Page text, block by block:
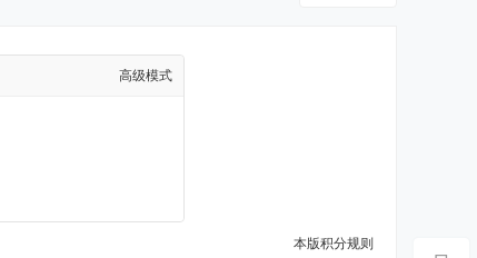
高级模式
本版积分规则